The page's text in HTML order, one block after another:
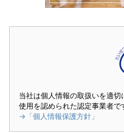
当社は個人情報の取扱いを適
使用を認められた認定事業者で
→「個人情報保護方針」